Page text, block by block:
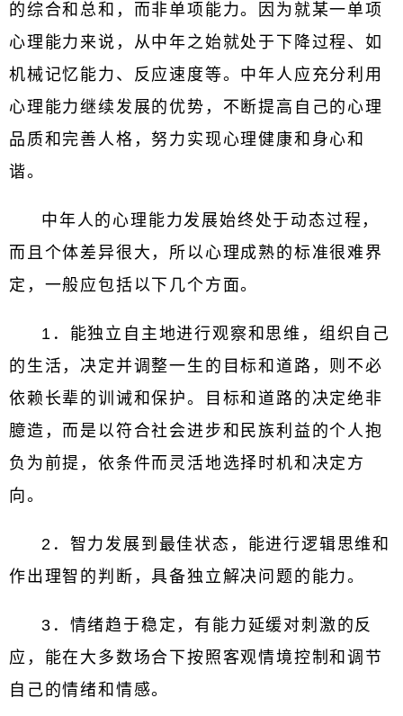
的综合和总和，而非单项能力。因为就某一单项
心理能力来说，从中年之始就处于下降过程、如
机械记忆能力、反应速度等。中年人应充分利用
心理能力继续发展的优势，不断提高自己的心理
品质和完善人格，努力实现心理健康和身心和
谐。
中年人的心理能力发展始终处于动态过程，
而且个体差异很大，所以心理成熟的标准很难界
定，一般应包括以下几个方面。
1．能独立自主地进行观察和思维，组织自己
的生活，决定并调整一生的目标和道路，则不必
依赖长辈的训诫和保护。目标和道路的决定绝非
臆造，而是以符合社会进步和民族利益的个人抱
负为前提，依条件而灵活地选择时机和决定方
向。
2．智力发展到最佳状态，能进行逻辑思维和
作出理智的判断，具备独立解决问题的能力。
3．情绪趋于稳定，有能力延缓对刺激的反
应，能在大多数场合下按照客观情境控制和调节
自己的情绪和情感。